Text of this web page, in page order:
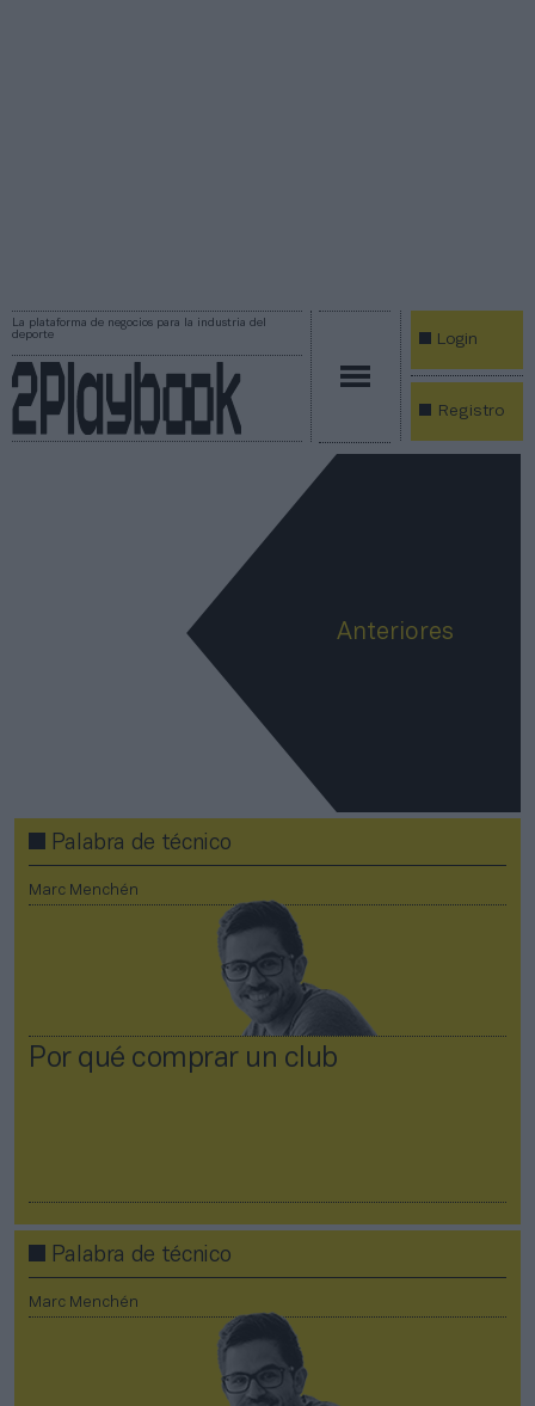
La plataforma de negocios para la industria del
deporte
Login
Registro
Anteriores
Palabra de técnico
Marc Menchén
Por qué comprar un club
Palabra de técnico
Marc Menchén